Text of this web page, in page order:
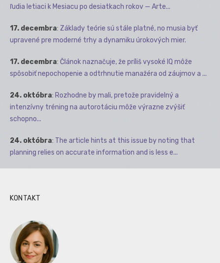
ľudia letiaci k Mesiacu po desiatkach rokov — Arte...
17. decembra: Základy teórie sú stále platné, no musia byť
upravené pre moderné trhy a dynamiku úrokových mier.
17. decembra: Článok naznačuje, že príliš vysoké IQ môže
spôsobiť nepochopenie a odtrhnutie manažéra od záujmov a ...
24. októbra: Rozhodne by mali, pretože pravidelný a
intenzívny tréning na autorotáciu môže výrazne zvýšiť
schopno...
24. októbra: The article hints at this issue by noting that
planning relies on accurate information and is less e...
KONTAKT